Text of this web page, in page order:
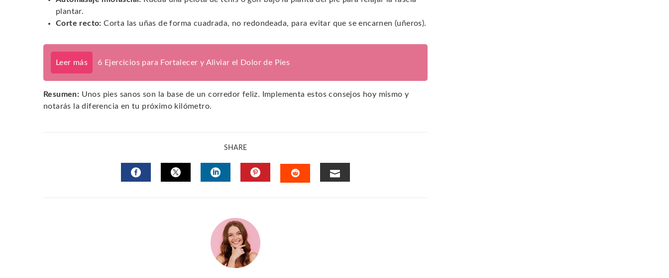
plantar.
Corte recto: Corta las uñas de forma cuadrada, no redondeada, para evitar que se encarnen (uñeros).
Leer más 6 Ejercicios para Fortalecer y Aliviar el Dolor de Pies
Resumen: Unos pies sanos son la base de un corredor feliz. Implementa estos consejos hoy mismo y
notarás la diferencia en tu próximo kilómetro.
SHARE